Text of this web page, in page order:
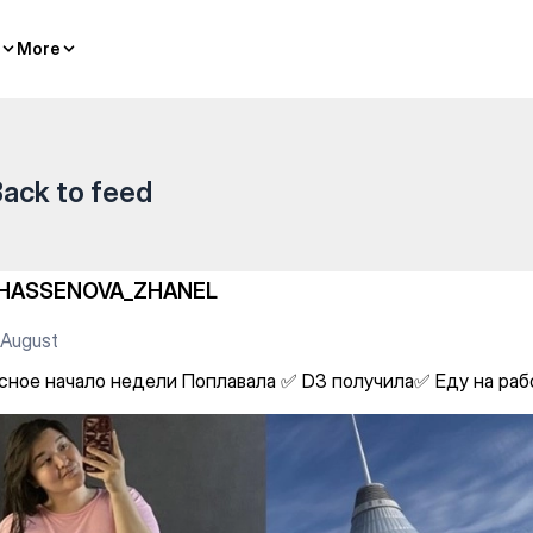
More
More
САУНА — Gym
to feed
August
начало недели Поплавала ✅ D3 получила✅ Еду на